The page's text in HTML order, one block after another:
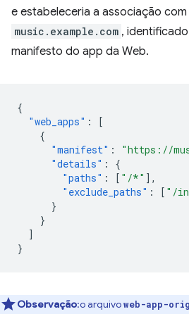
e estabeleceria a associação com
music.example.com ,
manifesto do app da Web.
{
"web_apps" :
[
{
"manifest" :
"https://
"details" :
{
"paths" : [ "/*" ],
"exclude_paths" : [ "/
}
}
]
}
Observação:o arquivoweb-app-